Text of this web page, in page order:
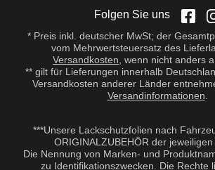
Folgen Sie uns
* Preis inkl. deutscher MwSt; der
vom Mehrwertsteuersatz des
Versandkosten , wenn nicht anders
** gilt für Lieferungen innerhalb
Versandkosten anderer Länder
Versandinformationen
***Unsere Lackschutzfolien nach
ORIGINALZUBEHÖR der jeweiligen
Die Nennung von Marken- und
zu Identifikationszwecken. Die Rechte